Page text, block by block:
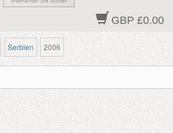
GBP £0.00
Serbien 2006